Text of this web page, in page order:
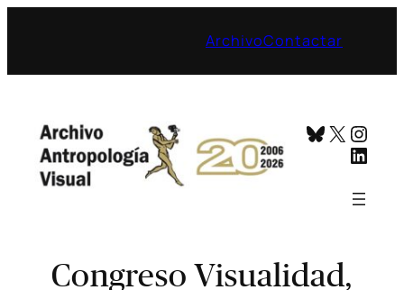
ArchivoContactar
Bluesky
X
Congreso Visualidad,